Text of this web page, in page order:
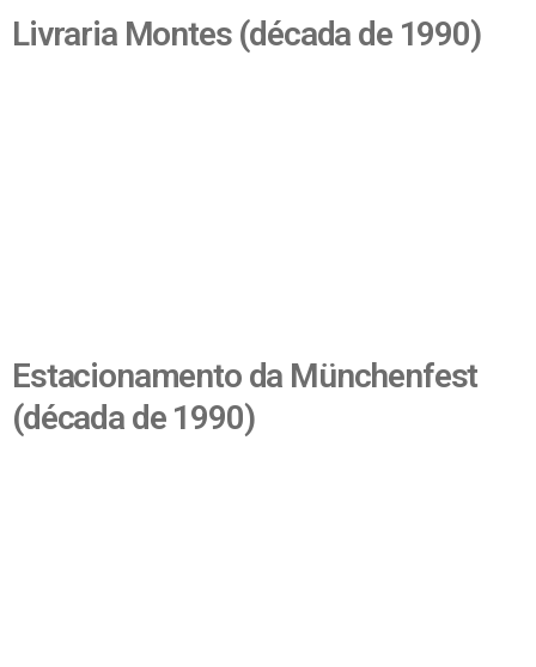
Livraria Montes (década de 1990)
Estacionamento da Münchenfest
(década de 1990)